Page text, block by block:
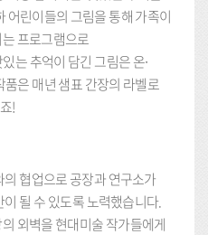
어린이들의 그림을 통해 가족이
프로그램으로
는 추억이 담긴 그림은 온∙
은 매년 샘표 간장의 라벨로
!
협업으로 공장과 연구소가
될 수 있도록 노력했습니다.
외벽을 현대미술 작가들에게